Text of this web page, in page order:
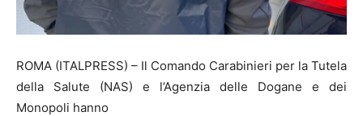
ROMA (ITALPRESS) – Il Comando Carabinieri per la Tutela
della Salute (NAS) e l’Agenzia delle Dogane e dei
Monopoli hanno